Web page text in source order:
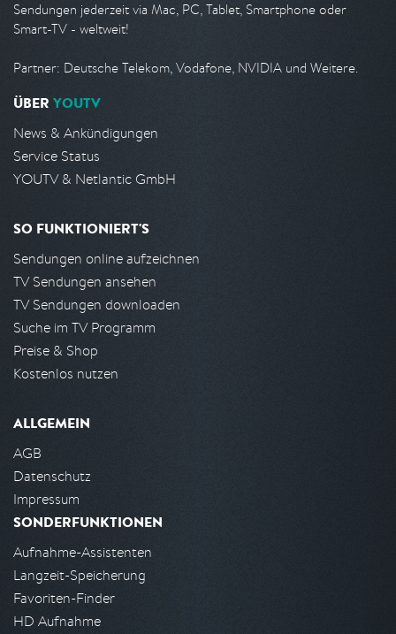
Sendungen jederzeit via Mac, PC, Tablet, Smartphone oder
Smart-TV - weltweit!
Partner: Deutsche Telekom, Vodafone, NVIDIA und Weitere.
ÜBER YOUTV
News & Ankündigungen
Service Status
YOUTV & Netlantic GmbH
SO FUNKTIONIERT'S
Sendungen online aufzeichnen
TV Sendungen ansehen
TV Sendungen downloaden
Suche im TV Programm
Preise & Shop
Kostenlos nutzen
ALLGEMEIN
AGB
Datenschutz
Impressum
SONDERFUNKTIONEN
Aufnahme-Assistenten
Langzeit-Speicherung
Favoriten-Finder
HD Aufnahme